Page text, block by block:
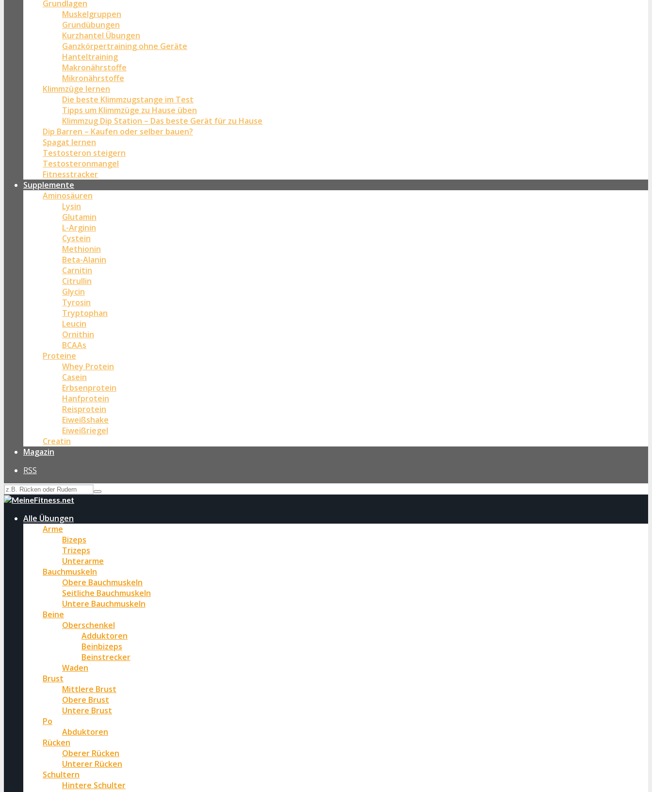
Grundlagen
Muskelgruppen
Grundübungen
Kurzhantel Übungen
Ganzkörpertraining ohne Geräte
Hanteltraining
Makronährstoffe
Mikronährstoffe
Klimmzüge lernen
Die beste Klimmzugstange im Test
Tipps um Klimmzüge zu Hause üben
Klimmzug Dip Station – Das beste Gerät für zu Hause
Dip Barren – Kaufen oder selber bauen?
Spagat lernen
Testosteron steigern
Testosteronmangel
Fitnesstracker
Supplemente
Aminosäuren
Lysin
Glutamin
L-Arginin
Cystein
Methionin
Beta-Alanin
Carnitin
Citrullin
Glycin
Tyrosin
Tryptophan
Leucin
Ornithin
BCAAs
Proteine
Whey Protein
Casein
Erbsenprotein
Hanfprotein
Reisprotein
Eiweißshake
Eiweißriegel
Creatin
Magazin
RSS
Alle Übungen
Arme
Bizeps
Trizeps
Unterarme
Bauchmuskeln
Obere Bauchmuskeln
Seitliche Bauchmuskeln
Untere Bauchmuskeln
Beine
Oberschenkel
Adduktoren
Beinbizeps
Beinstrecker
Waden
Brust
Mittlere Brust
Obere Brust
Untere Brust
Po
Abduktoren
Rücken
Oberer Rücken
Unterer Rücken
Schultern
Hintere Schulter